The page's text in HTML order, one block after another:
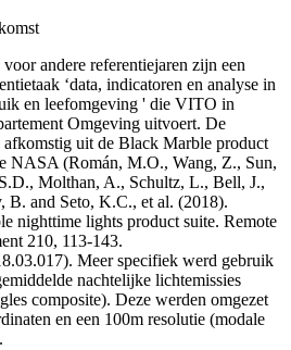
andere referentiejaren zijn een
‘data, indicatoren en analyse in
en leefomgeving ' die VITO in
Omgeving uitvoert. De
uit de Black Marble product
NASA (Román, M.O., Wang, Z., Sun,
Molthan, A., Schultz, L., Bell, J.,
B. and Seto, K.C., et al. (2018).
nighttime lights product suite. Remote
210, 113-143.
Meer specifiek werd gebruik
nachtelijke lichtemissies
composite). Deze werden omgezet
en een 100m resolutie (modale